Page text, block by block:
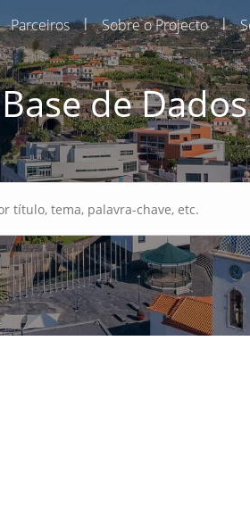
Parceiros | Sobre o Projecto |
Base de Dados